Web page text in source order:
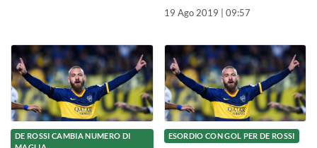
19 Ago 2019 | 09:57
DE ROSSI CAMBIA NUMERO DI
ESORDIO CON GOL PER DE ROSSI